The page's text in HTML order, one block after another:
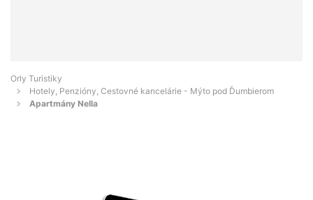
Orly Turistiky
Hotely, Penzióny, Cestovné kancelárie - Mýto pod Ďumbierom
Apartmány Nella